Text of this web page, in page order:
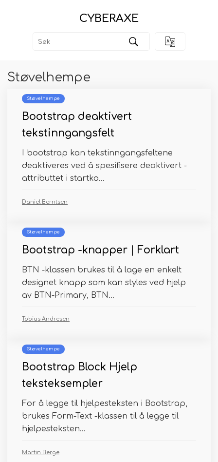
CYBERAXE
Støvelhempe
Støvelhempe
Bootstrap deaktivert
tekstinngangsfelt
I bootstrap kan tekstinngangsfeltene
deaktiveres ved å spesifisere deaktivert -
attributtet i startko...
Daniel Berntsen
Støvelhempe
Bootstrap -knapper | Forklart
BTN -klassen brukes til å lage en enkelt
designet knapp som kan styles ved hjelp
av BTN-Primary, BTN...
Tobias Andresen
Støvelhempe
Bootstrap Block Hjelp
teksteksempler
For å legge til hjelpesteksten i Bootstrap,
brukes Form-Text -klassen til å legge til
hjelpesteksten...
Martin Berge